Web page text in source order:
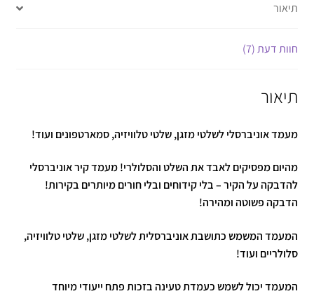
תיאור
חוות דעת (7)
תיאור
מעמד אוניברסלי לשלטי מזגן, שלטי טלוויזיה, סמארטפונים ועוד!
מהיום מפסיקים לאבד את השלט והסלולרי! מעמד קיר אוניברסלי
להדבקה על הקיר – בלי קידוחים ובלי חורים מיותרים בקירות!
הדבקה פשוטה ומהירה!
המעמד המשמש כתושבת אוניברסלית לשלטי מזגן, שלטי טלוויזיה,
סלולריים ועוד!
המעמד יכול לשמש כעמדת טעינה בזכות פתח ייעודי מיוחד